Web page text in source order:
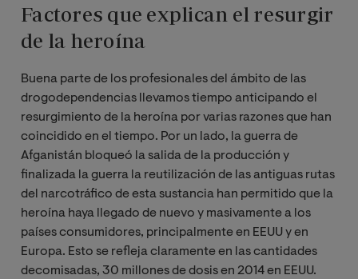
Factores que explican el resurgir
de la heroína
Buena parte de los profesionales del ámbito de las
drogodependencias llevamos tiempo anticipando el
resurgimiento de la heroína por varias razones que han
coincidido en el tiempo. Por un lado, la guerra de
Afganistán bloqueó la salida de la producción y
finalizada la guerra la reutilización de las antiguas rutas
del narcotráfico de esta sustancia han permitido que la
heroína haya llegado de nuevo y masivamente a los
países consumidores, principalmente en EEUU y en
Europa. Esto se refleja claramente en las cantidades
decomisadas, 30 millones de dosis en 2014 en EEUU.